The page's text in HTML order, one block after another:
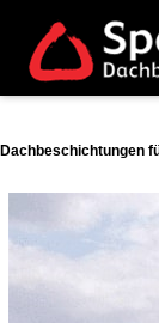
Dachbeschichtungen